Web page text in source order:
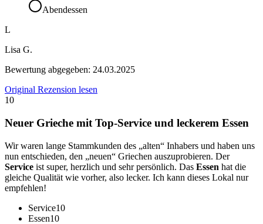
Abendessen
L
Lisa G.
Bewertung abgegeben: 24.03.2025
Original Rezension lesen
10
Neuer Grieche mit Top-Service und leckerem Essen
Wir waren lange Stammkunden des „alten“ Inhabers und haben uns
nun entschieden, den „neuen“ Griechen auszuprobieren. Der
Service ist super, herzlich und sehr persönlich. Das Essen hat die
gleiche Qualität wie vorher, also lecker. Ich kann dieses Lokal nur
empfehlen!
Service10
Essen10